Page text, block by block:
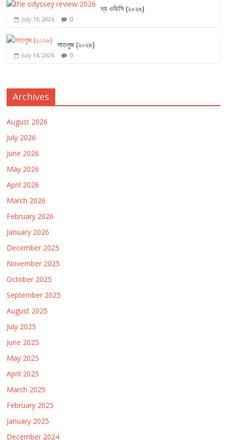
দ্য ওডিসি (২০২৬)
July 19, 2026 0
সাতলুজ (২০২৬)
July 14, 2026 0
Archives
August 2026
July 2026
June 2026
May 2026
April 2026
March 2026
February 2026
January 2026
December 2025
November 2025
October 2025
September 2025
August 2025
July 2025
June 2025
May 2025
April 2025
March 2025
February 2025
January 2025
December 2024